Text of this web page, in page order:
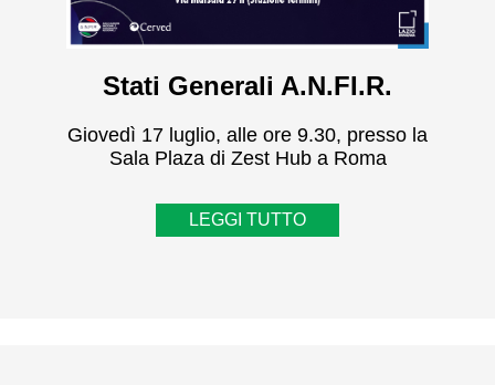
Stati Generali A.N.FI.R.
Giovedì 17 luglio, alle ore 9.30, presso la
Sala Plaza di Zest Hub a Roma
LEGGI TUTTO